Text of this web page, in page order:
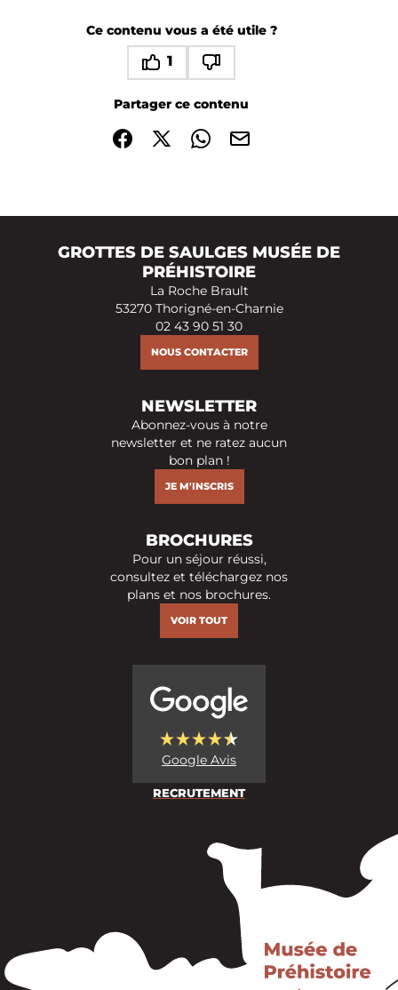
Ce contenu vous a été utile ?
1
Partager ce contenu
Partager sur Facebook (nouvelle fenêtre)
Partager sur X / Twitter (nouvelle fenêtre)
Partager sur WhatsApp
Partager par mail
GROTTES DE SAULGES MUSÉE DE
PRÉHISTOIRE
La Roche Brault
53270 Thorigné-en-Charnie
02 43 90 51 30
NOUS CONTACTER
NEWSLETTER
Abonnez-vous à notre
newsletter et ne ratez aucun
bon plan !
JE M'INSCRIS
BROCHURES
Pour un séjour réussi,
consultez et téléchargez nos
plans et nos brochures.
VOIR TOUT
Google Avis
RECRUTEMENT